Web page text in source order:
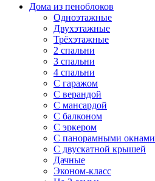
Дома из пеноблоков
Одноэтажные
Двухэтажные
Трёхэтажные
2 спальни
3 спальни
4 спальни
С гаражом
С верандой
С мансардой
С балконом
C эркером
С панорамными окнами
С двускатной крышей
Дачные
Эконом-класс